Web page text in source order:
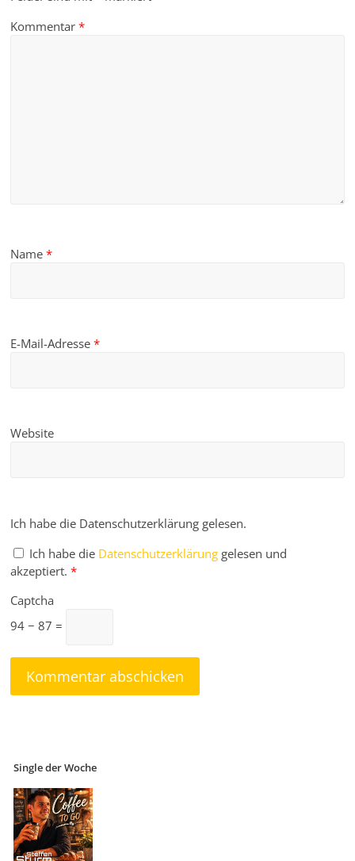
Kommentar*
Name*
E-Mail-Adresse*
Website
Ich habe die Datenschutzerklärung gelesen.
Ich habe die Datenschutzerklärung gelesen und
akzeptiert. *
Captcha
94 − 87 =
Single der Woche